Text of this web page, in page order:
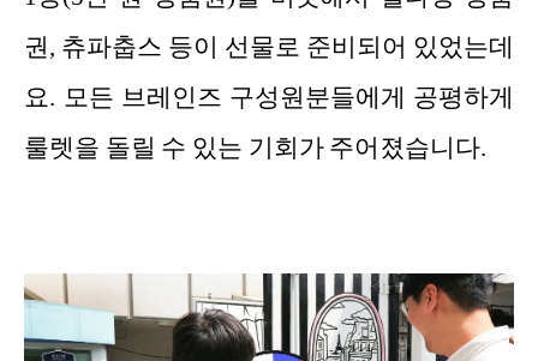
권, 츄파춥스 등이 선물로 준비되어 있었는데
요. 모든 브레인즈 구성원분들에게 공평하게
룰렛을 돌릴 수 있는 기회가 주어졌습니다.